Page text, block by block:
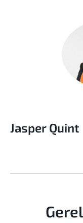
Jasper Quint